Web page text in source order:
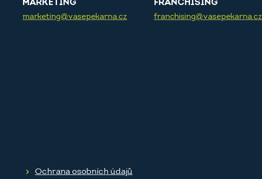
MARKETING
marketing@vasepekarna.cz
FRANCHISING
franchising@vasepekarna.cz
Ochrana osobních údajů